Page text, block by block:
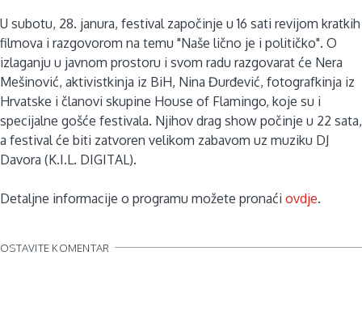
U subotu, 28. janura, festival započinje u 16 sati revijom kratkih
filmova i razgovorom na temu "Naše lično je i političko". O
izlaganju u javnom prostoru i svom radu razgovarat će Nera
Mešinović, aktivistkinja iz BiH, Nina Đurđević, fotografkinja iz
Hrvatske i članovi skupine House of Flamingo, koje su i
specijalne gošće festivala. Njihov drag show počinje u 22 sata,
a festival će biti zatvoren velikom zabavom uz muziku DJ
Davora (K.I.L. DIGITAL).
Detaljne informacije o programu možete pronaći ovdje.
OSTAVITE KOMENTAR